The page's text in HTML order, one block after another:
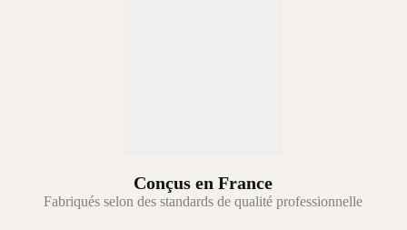
Conçus en France
Fabriqués selon des standards de qualité professionnelle